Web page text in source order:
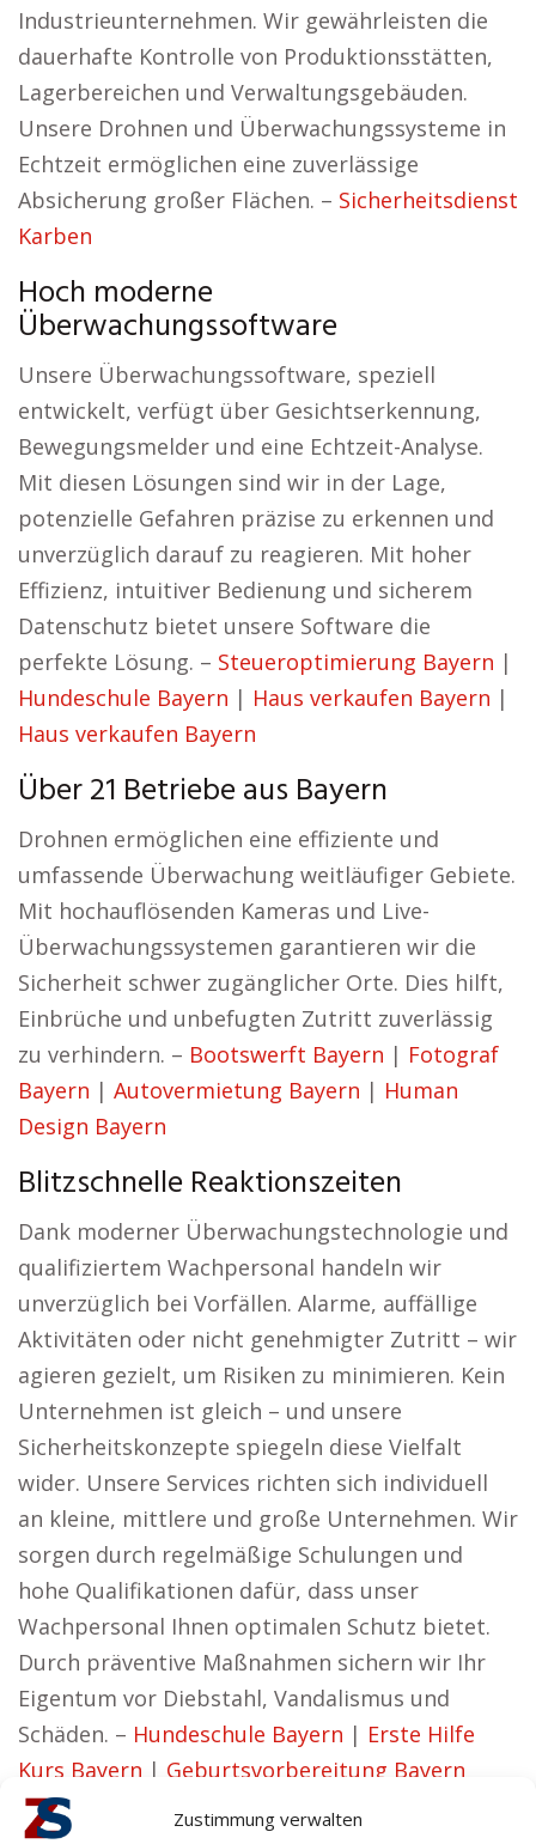
Zustimmung verwalten
Industrieunternehmen. Wir gewährleisten die
dauerhafte Kontrolle von Produktionsstätten,
Lagerbereichen und Verwaltungsgebäuden.
Unsere Drohnen und Überwachungssysteme in
Echtzeit ermöglichen eine zuverlässige
Absicherung großer Flächen. – Sicherheitsdienst
Karben
Hoch moderne
Überwachungssoftware
Unsere Überwachungssoftware, speziell
entwickelt, verfügt über Gesichtserkennung,
Bewegungsmelder und eine Echtzeit-Analyse.
Mit diesen Lösungen sind wir in der Lage,
potenzielle Gefahren präzise zu erkennen und
unverzüglich darauf zu reagieren. Mit hoher
Effizienz, intuitiver Bedienung und sicherem
Datenschutz bietet unsere Software die
perfekte Lösung. – Steueroptimierung Bayern |
Hundeschule Bayern | Haus verkaufen Bayern |
Haus verkaufen Bayern
Über 21 Betriebe aus Bayern
Drohnen ermöglichen eine effiziente und
umfassende Überwachung weitläufiger Gebiete.
Mit hochauflösenden Kameras und Live-
Überwachungssystemen garantieren wir die
Sicherheit schwer zugänglicher Orte. Dies hilft,
Einbrüche und unbefugten Zutritt zuverlässig
zu verhindern. – Bootswerft Bayern | Fotograf
Bayern | Autovermietung Bayern | Human
Design Bayern
Blitzschnelle Reaktionszeiten
Dank moderner Überwachungstechnologie und
qualifiziertem Wachpersonal handeln wir
unverzüglich bei Vorfällen. Alarme, auffällige
Aktivitäten oder nicht genehmigter Zutritt – wir
agieren gezielt, um Risiken zu minimieren. Kein
Unternehmen ist gleich – und unsere
Sicherheitskonzepte spiegeln diese Vielfalt
wider. Unsere Services richten sich individuell
an kleine, mittlere und große Unternehmen. Wir
sorgen durch regelmäßige Schulungen und
hohe Qualifikationen dafür, dass unser
Wachpersonal Ihnen optimalen Schutz bietet.
Durch präventive Maßnahmen sichern wir Ihr
Eigentum vor Diebstahl, Vandalismus und
Schäden. – Hundeschule Bayern | Erste Hilfe
Kurs Bayern | Geburtsvorbereitung Bayern
Effizienz für Betriebe aus Bayern